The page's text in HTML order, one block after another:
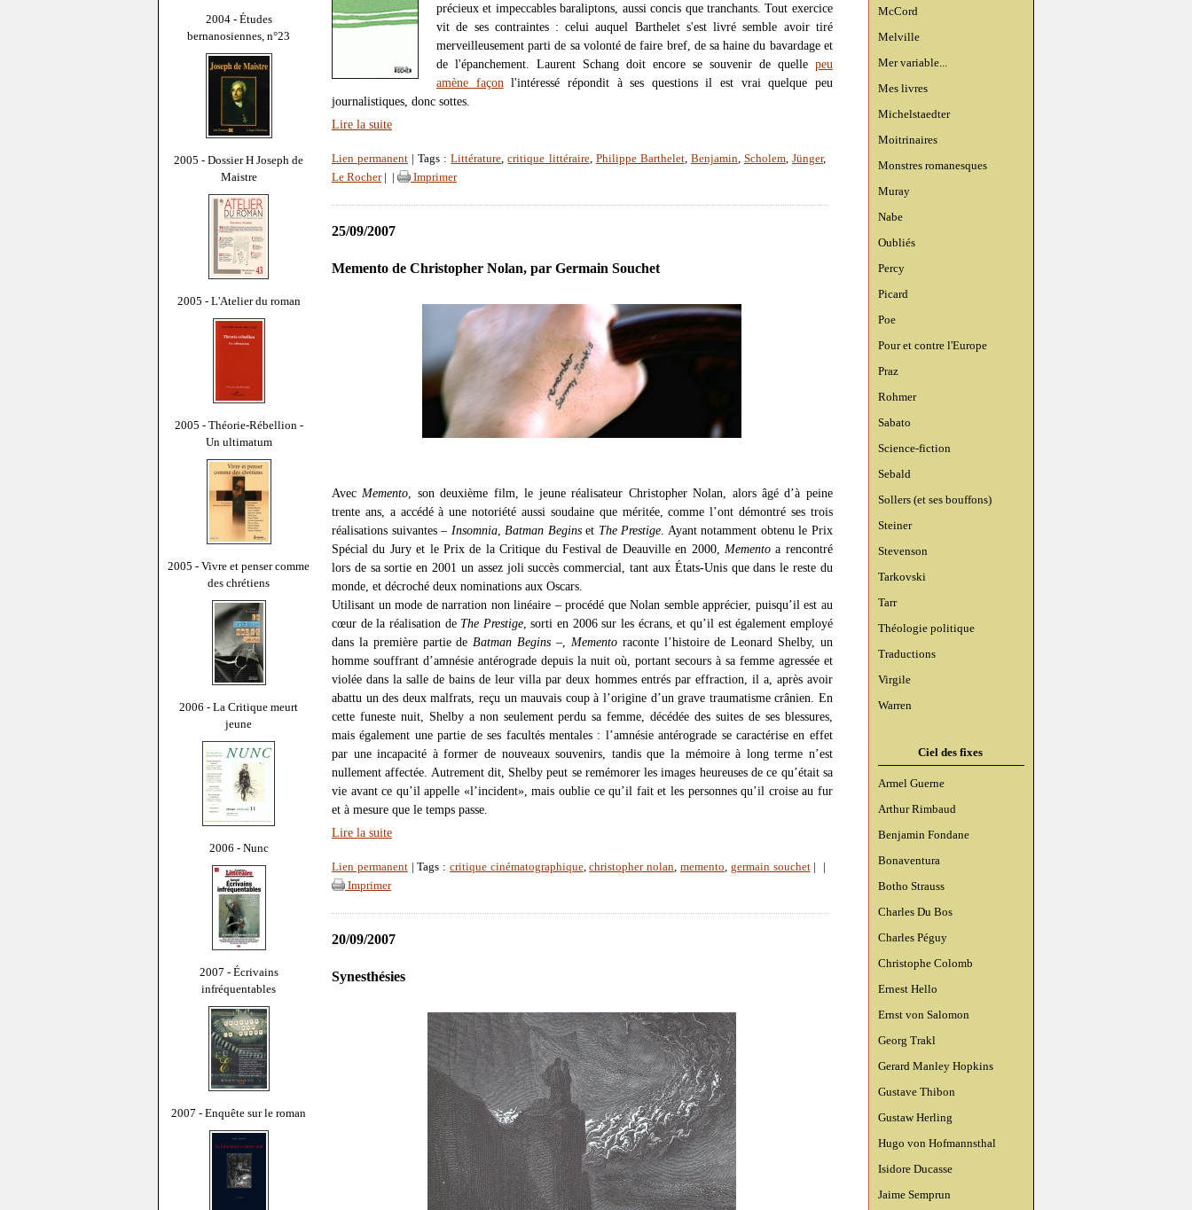
2004 - Études
bernanosiennes, n°23
2005 - Dossier H Joseph de
Maistre
2005 - L'Atelier du roman
2005 - Théorie-Rébellion -
Un ultimatum
2005 - Vivre et penser comme
des chrétiens
2006 - La Critique meurt
jeune
2006 - Nunc
2007 - Écrivains
infréquentables
2007 - Enquête sur le roman
McCord
Melville
Mer variable...
Mes livres
Michelstaedter
Moitrinaires
Monstres romanesques
Muray
Nabe
Oubliés
Percy
Picard
Poe
Pour et contre l'Europe
Praz
Rohmer
Sabato
Science-fiction
Sebald
Sollers (et ses bouffons)
Steiner
Stevenson
Tarkovski
Tarr
Théologie politique
Traductions
Virgile
Warren
Ciel des fixes
Armel Guerne
Arthur Rimbaud
Benjamin Fondane
Bonaventura
Botho Strauss
Charles Du Bos
Charles Péguy
Christophe Colomb
Ernest Hello
Ernst von Salomon
Georg Trakl
Gerard Manley Hopkins
Gustave Thibon
Gustaw Herling
Hugo von Hofmannsthal
Isidore Ducasse
Jaime Semprun
précieux et impeccables baraliptons, aussi concis que tranchants. Tout exercice
vit de ses contraintes : celui auquel Barthelet s'est livré semble avoir tiré
merveilleusement parti de sa volonté de faire bref, de sa haine du bavardage et
de l'épanchement. Laurent Schang doit encore se souvenir de quelle peu
amène façon l'intéressé répondit à ses questions il est vrai quelque peu
journalistiques, donc sottes.
Lire la suite
Lien permanent | Tags :Littérature,critique littéraire, Philippe Barthelet, Benjamin, Scholem, Jünger,
Le Rocher| Imprimer
25/09/2007
Memento de Christopher Nolan, par Germain Souchet
AvecMemento, son deuxième film, le jeune réalisateur Christopher Nolan, alors âgé d’à peine
trente ans, a accédé à une notoriété aussi soudaine que méritée, comme l’ont démontré ses trois
réalisations suivantes – Insomnia,Batman Beginset The Prestige. Ayant notamment obtenu le Prix
Spécial du Jury et le Prix de la Critique du Festival de Deauville en 2000,Memento a rencontré
lors de sa sortie en 2001 un assez joli succès commercial, tant aux États-Unis que dans le reste du
monde, et décroché deux nominations aux Oscars.
Utilisant un mode de narration non linéaire – procédé que Nolan semble apprécier, puisqu’il est au
cœur de la réalisation de The Prestige, sorti en 2006 sur les écrans, et qu’il est également employé
dans la première partie deBatman Begins –, Mementoraconte l’histoire de Leonard Shelby, un
homme souffrant d’amnésie antérograde depuis la nuit où, portant secours à sa femme agressée et
violée dans la salle de bains de leur villa par deux hommes entrés par effraction, il a, après avoir
abattu un des deux malfrats, reçu un mauvais coup à l’origine d’un grave traumatisme crânien. En
cette funeste nuit, Shelby a non seulement perdu sa femme, décédée des suites de ses blessures,
mais également une partie de ses facultés mentales : l’amnésie antérograde se caractérise en effet
par une incapacité à former de nouveaux souvenirs, tandis que la mémoire à long terme n’est
nullement affectée. Autrement dit, Shelby peut se remémorer les images heureuses de ce qu’était sa
vie avant ce qu’il appelle «l’incident», mais oublie ce qu’il fait et les personnes qu’il croise au fur
et à mesure que le temps passe.
Lire la suite
Lien permanent| Tags : critique cinématographique,christopher nolan,memento, germain souchet|
Imprimer
20/09/2007
Synesthésies